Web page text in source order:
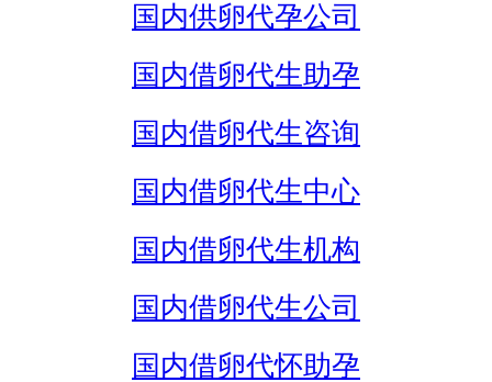
国内供卵代孕公司
国内借卵代生助孕
国内借卵代生咨询
国内借卵代生中心
国内借卵代生机构
国内借卵代生公司
国内借卵代怀助孕